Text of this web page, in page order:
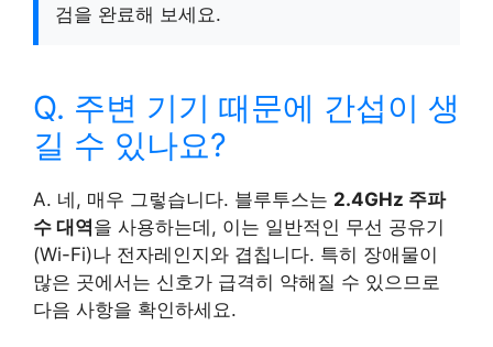
검을 완료해 보세요.
Q. 주변 기기 때문에 간섭이 생
길 수 있나요?
A. 네, 매우 그렇습니다. 블루투스는 2.4GHz 주파
수 대역을 사용하는데, 이는 일반적인 무선 공유기
(Wi-Fi)나 전자레인지와 겹칩니다. 특히 장애물이
많은 곳에서는 신호가 급격히 약해질 수 있으므로
다음 사항을 확인하세요.